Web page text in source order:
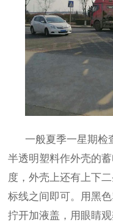
一般夏季一星期检
半透明塑料作外壳的
度，外壳上还有上下
标线之间即可。用黑
拧开加液盖，用眼睛